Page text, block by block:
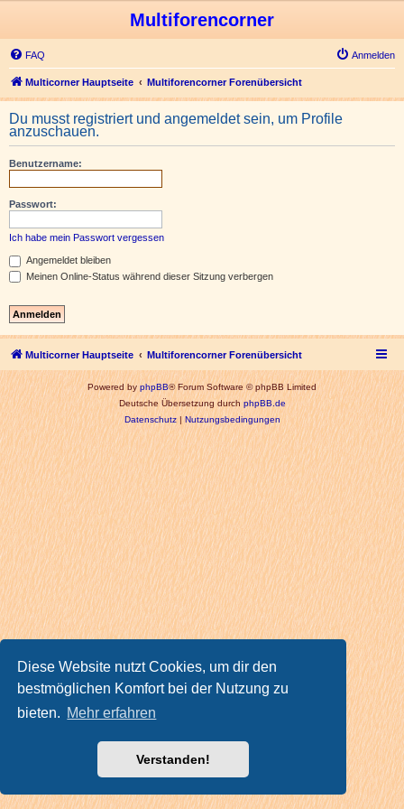
Diese Website nutzt Cookies, um dir den
bestmöglichen Komfort bei der Nutzung zu
bieten. Mehr erfahren
Verstanden!
Multiforencorner
FAQ Anmelden
Multicorner Hauptseite Multiforencorner Forenübersicht
Du musst registriert und angemeldet sein, um Profile
anzuschauen.
Benutzername:
Passwort:
Ich habe mein Passwort vergessen
Angemeldet bleiben
Meinen Online-Status während dieser Sitzung verbergen
Multicorner Hauptseite Multiforencorner Forenübersicht
Powered byphpBB® Forum Software © phpBB Limited
Deutsche Übersetzung durchphpBB.de
Datenschutz|Nutzungsbedingungen